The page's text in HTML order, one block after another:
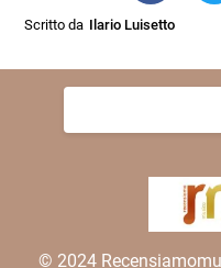
Scritto da Ilario Luisetto
Ricerca
© 2024